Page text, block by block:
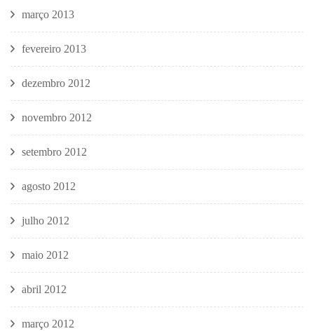
março 2013
fevereiro 2013
dezembro 2012
novembro 2012
setembro 2012
agosto 2012
julho 2012
maio 2012
abril 2012
março 2012